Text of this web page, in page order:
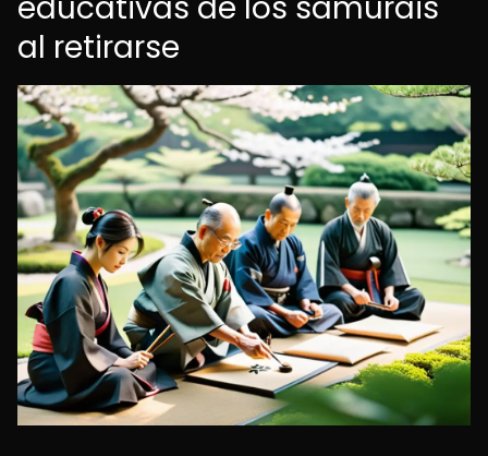
al retirarse